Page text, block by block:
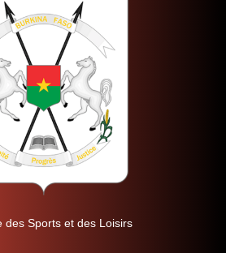
des Sports et des Loisirs